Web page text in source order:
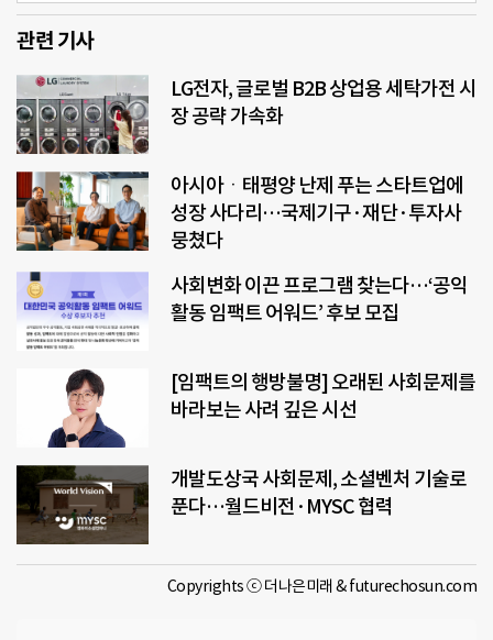
관련 기사
LG전자, 글로벌 B2B 상업용 세탁가전 시
장 공략 가속화
아시아ㆍ태평양 난제 푸는 스타트업에
성장 사다리…국제기구·재단·투자사
뭉쳤다
사회변화 이끈 프로그램 찾는다…‘공익
활동 임팩트 어워드’ 후보 모집
[임팩트의 행방불명] 오래된 사회문제를
바라보는 사려 깊은 시선
개발도상국 사회문제, 소셜벤처 기술로
푼다…월드비전·MYSC 협력
Copyrights ⓒ 더나은미래 & futurechosun.com